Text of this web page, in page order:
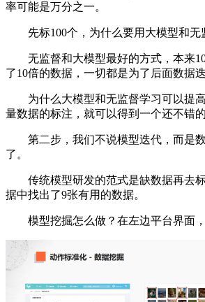
率可能是万分之一。
先标100个，为什么要用大模型和无
无监督和大模型最好的方式，本来
了10倍的数据，一切都是为了后面数据
为什么大模型和无监督学习可以提高
量数据的标注，就可以得到一个还不错的
第二步，我们不说模型迭代，而是数
了。
传统模型研发的范式是缺数据再去标
据中找出了9张有用的数据。
模型挖掘怎么做？在左边平台界面，